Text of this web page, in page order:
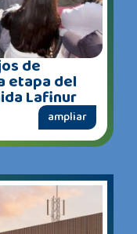
de
etapa del
Lafinur
ampliar